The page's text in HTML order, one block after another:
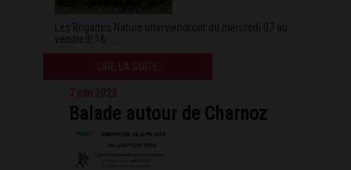
Les Brigades Nature interviendront du mercredi 07 au
vendredi 16 . . .
LIRE LA SUITE
7 juin 2023
Balade autour de Charnoz